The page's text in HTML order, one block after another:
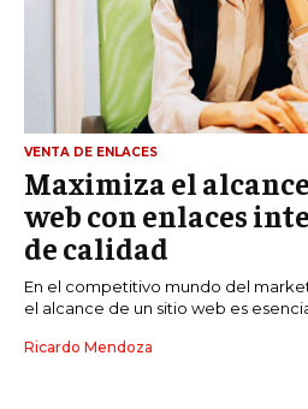
VENTA DE ENLACES
Maximiza el
web con enlaces
de calidad
En el competitivo mundo del
el alcance de un sitio web es
Ricardo Mendoza